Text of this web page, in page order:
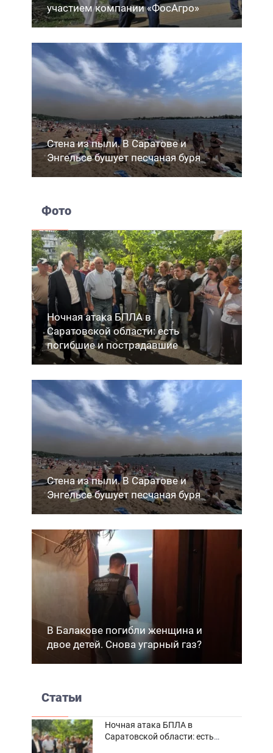
участием компании «ФосАгро»
Стена из пыли. В Саратове и
Энгельсе бушует песчаная буря
Фото
Ночная атака БПЛА в
Саратовской области: есть
погибшие и пострадавшие
Стена из пыли. В Саратове и
Энгельсе бушует песчаная буря
В Балакове погибли женщина и
двое детей. Снова угарный газ?
Статьи
Ночная атака БПЛА в
Саратовской области: есть